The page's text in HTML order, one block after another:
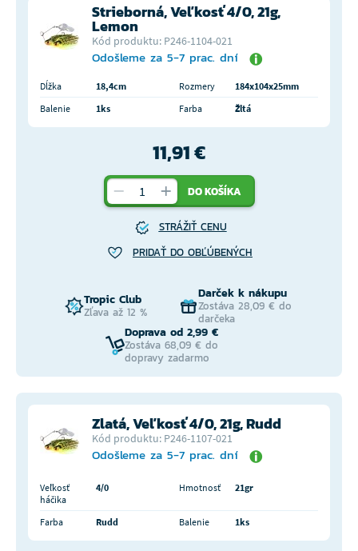
Strieborná, Veľkosť 4/0, 21g,
Lemon
Kód produktu: P246-1104-021
Odošleme za 5-7 prac. dní
Dĺžka 18,4cm Rozmery
184x104x25mm
Balenie
1ks Farba Žltá
11,91 €
DO KOŠÍKA
STRÁŽIŤ CENU
PRIDAŤ DO OBĽÚBENÝCH
Tropic Club
Zľava až 12 %
Darček k nákupu
Zostáva 28,09 € do
darčeka
Doprava od 2,99 €
Zostáva 68,09 € do
dopravy zadarmo
Zlatá, Veľkosť 4/0, 21g, Rudd
Kód produktu: P246-1107-021
Odošleme za 5-7 prac. dní
Veľkosť
háčika
4/0 Hmotnosť 21gr
Farba Rudd Balenie 1ks